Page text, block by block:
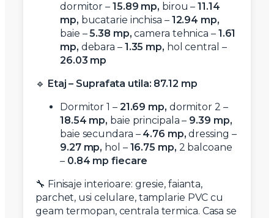
dormitor – 15.89 mp, birou –11.14
mp, bucatarie inchisa – 12.94 mp,
baie –5.38 mp,camera tehnica – 1.61
mp, debara – 1.35 mp, hol central –
26.03 mp
🔹 Etaj – Suprafata utila: 87.12 mp
Dormitor 1 – 21.69 mp, dormitor 2 –
18.54 mp, baie principala – 9.39 mp,
baie secundara – 4.76 mp,dressing –
9.27 mp, hol – 16.75 mp, 2 balcoane
– 0.84 mp fiecare
🔧 Finisaje interioare: gresie, faianta,
parchet, usi celulare, tamplarie PVC cu
geam termopan, centrala termica. Casa se